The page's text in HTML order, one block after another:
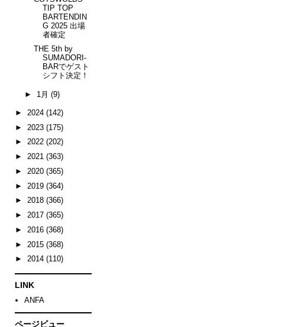
TIP TOP
BARTENDIN
G 2025 出場
者確定
THE 5th by
SUMADORI-
BARでゲスト
シフト決定！
► 1月 (9)
► 2024 (142)
► 2023 (175)
► 2022 (202)
► 2021 (363)
► 2020 (365)
► 2019 (364)
► 2018 (366)
► 2017 (365)
► 2016 (368)
► 2015 (368)
► 2014 (110)
LINK
ANFA
ページビュー